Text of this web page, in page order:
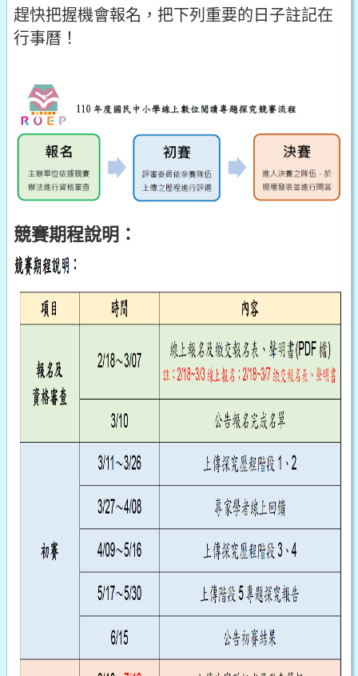
趕快把握機會報名，把下列重要的日子註記在
行事曆！
競賽期程說明：